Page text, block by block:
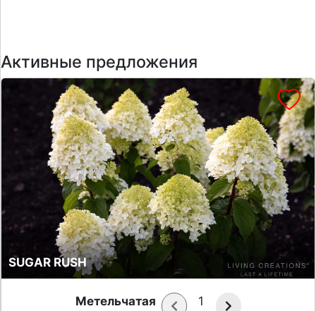
Активные предложения
SUGAR RUSH
Метельчатая
1